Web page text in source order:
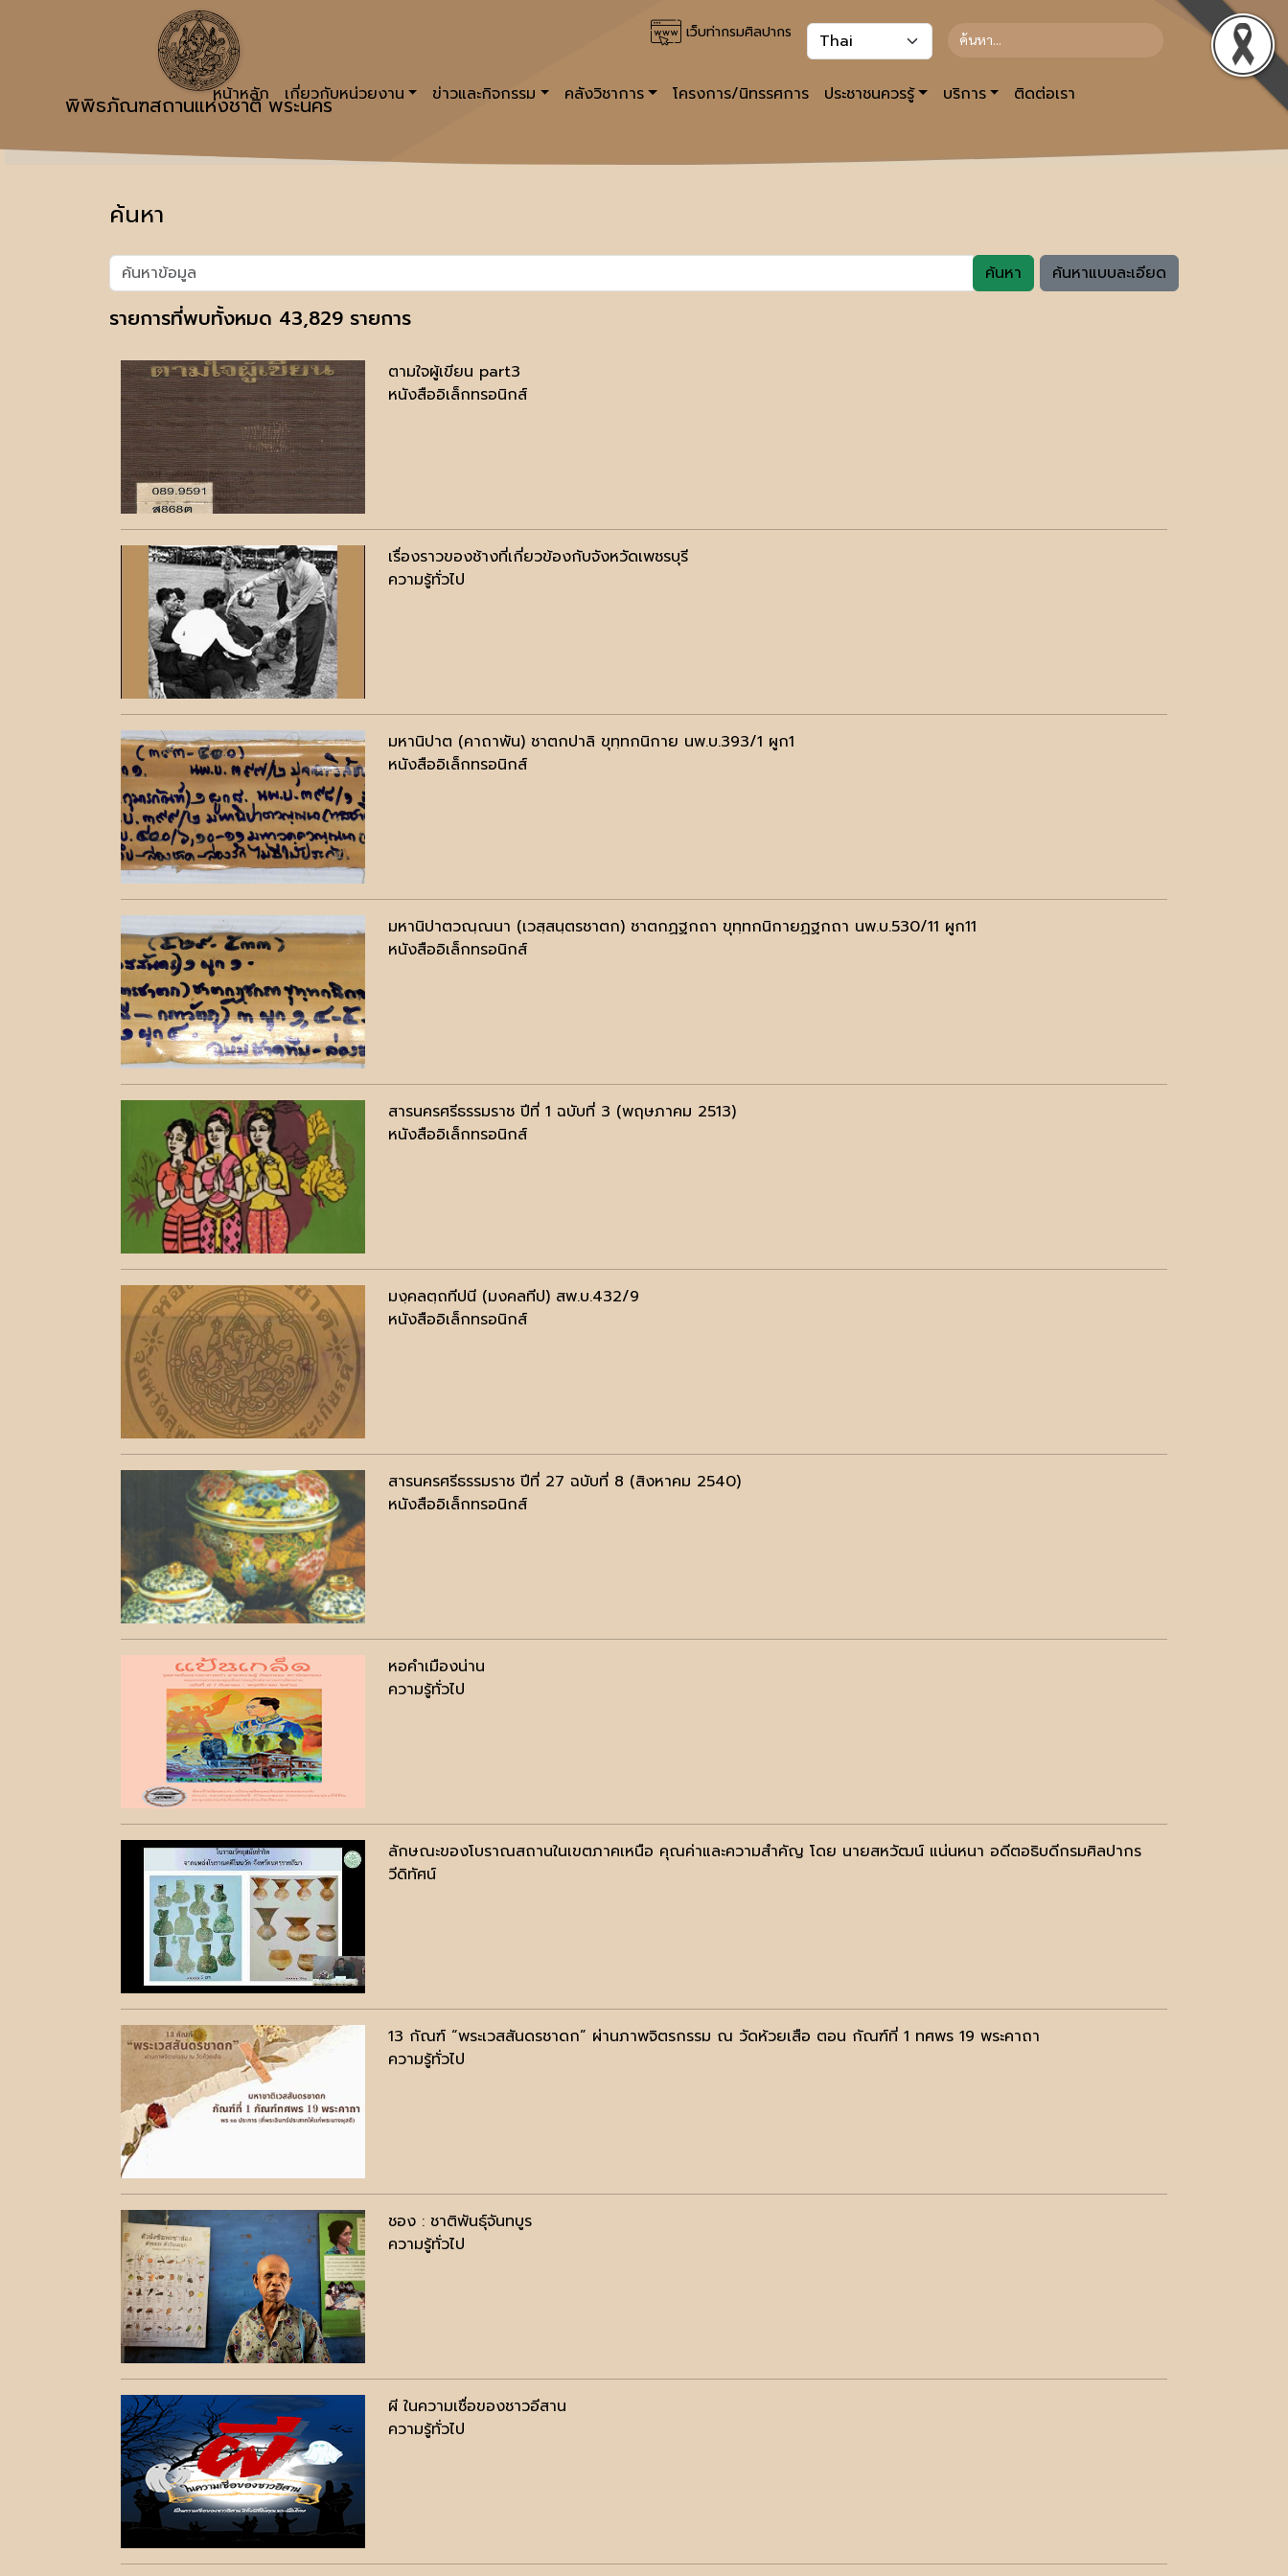
เว็บท่ากรมศิลปากร
พิพิธภัณฑสถานแห่งชาติ พระนคร
หน้าหลัก เกี่ยวกับหน่วยงาน ข่าวและกิจกรรม คลังวิชาการ โครงการ/นิทรรศการ ประชาชนควรรู้ บริการ ติดต่อเรา
ค้นหา
ค้นหา ค้นหาแบบละเอียด
รายการที่พบทั้งหมด 43,829 รายการ
ตามใจผู้เขียน part3
หนังสืออิเล็กทรอนิกส์
เรื่องราวของช้างที่เกี่ยวข้องกับจังหวัดเพชรบุรี
ความรู้ทั่วไป
มหานิปาต (คาถาพัน) ชาตกปาลิ ขุทฺทกนิกาย นพ.บ.393/1 ผูก1
หนังสืออิเล็กทรอนิกส์
มหานิปาตวณฺณนา (เวสฺสนฺตรชาตก) ชาตกฏฐกถา ขุทฺทกนิกายฏฐกถา นพ.บ.530/11 ผูก11
หนังสืออิเล็กทรอนิกส์
สารนครศรีธรรมราช ปีที่ 1 ฉบับที่ 3 (พฤษภาคม 2513)
หนังสืออิเล็กทรอนิกส์
มงฺคลตฺถทีปนี (มงคลทีป) สพ.บ.432/9
หนังสืออิเล็กทรอนิกส์
สารนครศรีธรรมราช ปีที่ 27 ฉบับที่ 8 (สิงหาคม 2540)
หนังสืออิเล็กทรอนิกส์
หอคำเมืองน่าน
ความรู้ทั่วไป
ลักษณะของโบราณสถานในเขตภาคเหนือ คุณค่าและความสำคัญ โดย นายสหวัฒน์ แน่นหนา อดีตอธิบดีกรมศิลปากร
วีดิทัศน์
13 กัณฑ์ “พระเวสสันดรชาดก” ผ่านภาพจิตรกรรม ณ วัดห้วยเสือ ตอน กัณฑ์ที่ 1 ทศพร 19 พระคาถา
ความรู้ทั่วไป
ชอง : ชาติพันธุ์จันทบูร
ความรู้ทั่วไป
ผี ในความเชื่อของชาวอีสาน
ความรู้ทั่วไป